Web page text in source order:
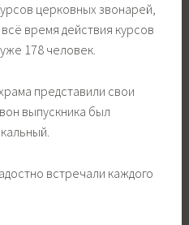
церковных звонарей,
время действия курсов
178 человек.
представили свои
выпускника был
встречали каждого